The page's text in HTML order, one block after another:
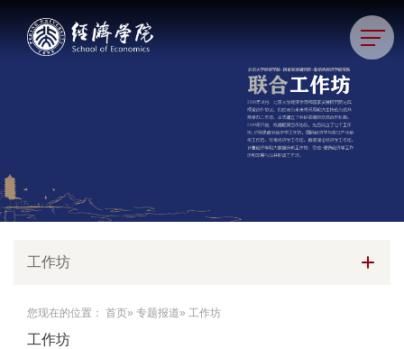
工作坊
您现在的位置： 首页» 专题报道» 工作坊
工作坊